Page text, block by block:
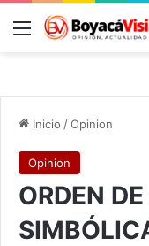
Menú
Inicio /Opinion
Opinion
ORDEN